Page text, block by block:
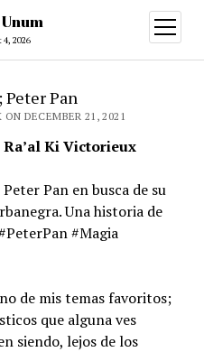
2026
open
menu
Peter Pan
DECEMBER 21, 2021
Ki Victorieux
Pan en busca de su
Una historia de
#Magia
de mis temas favoritos;
que alguna ves
siendo, lejos de los